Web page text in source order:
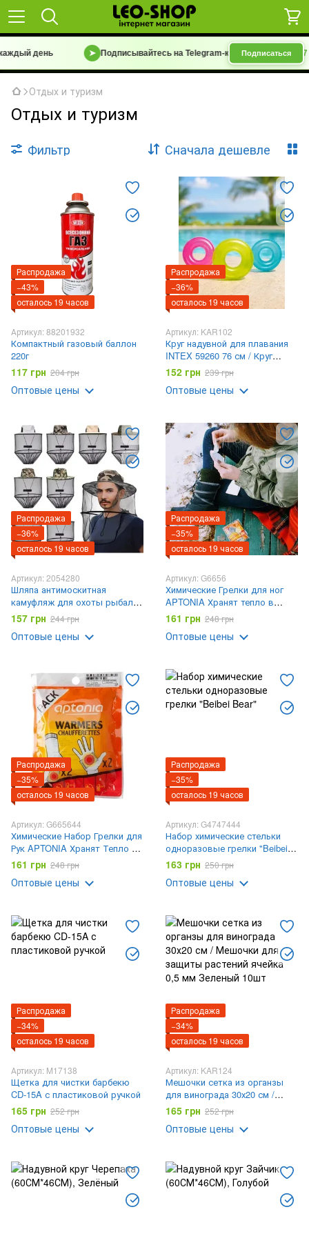
день ➤ Подписывайтесь на Telegram-канал «Барахолка 7
Подписаться
Отдых и туризм
Отдых и туризм
Фильтр Сначала дешевле
Распродажа
−43%
осталось 19 часов
Артикул: 88201932
Компактный газовый баллон
220г
117 грн 204 грн
Оптовые цены
Распродажа
−36%
осталось 19 часов
Артикул: KAR102
Круг надувной для плавания
INTEX 59260 76 см / Круг
надувной для детей / Круг для
плавания
152 грн 239 грн
Оптовые цены
Распродажа
−36%
осталось 19 часов
Артикул: 2054280
Шляпа антимоскитная
камуфляж для охоты рыбалки
садоводства / Панама с
сеткой для защиты от мошек
комаров
157 грн 244 грн
Оптовые цены
Распродажа
−35%
осталось 19 часов
Артикул: G6656
Химические Грелки для ног
APTONIA Хранят тепло в
течение 6 часов
161 грн 248 грн
Оптовые цены
Распродажа
−35%
осталось 19 часов
Артикул: G665644
Химические Набор Грелки для
Рук APTONIA Хранят Тепло В
течение 6 Часов
161 грн 248 грн
Оптовые цены
Распродажа
−35%
осталось 19 часов
Артикул: G4747444
Набор химические стельки
одноразовые грелки "Beibei
Bear"
163 грн 250 грн
Оптовые цены
Распродажа
−34%
осталось 19 часов
Артикул: M17138
Щетка для чистки барбекю
CD-15A с пластиковой ручкой
165 грн 252 грн
Оптовые цены
Распродажа
−34%
осталось 19 часов
Артикул: KAR124
Мешочки сетка из органзы
для винограда 30х20 см /
Мешочки для защиты
растений ячейка 0,5 мм
Зеленый 10шт
165 грн 252 грн
Оптовые цены